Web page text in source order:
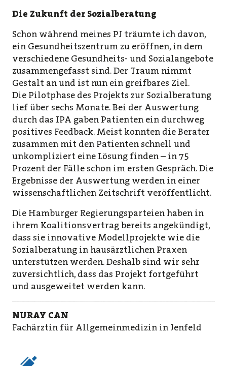
Die Zukunft der Sozialberatung
Schon während meines PJ träumte ich davon,
ein Gesundheitszentrum zu eröffnen, in dem
verschiedene Gesundheits- und Sozialangebote
zusammengefasst sind. Der Traum nimmt
Gestalt an und ist nun ein greifbares Ziel.
Die Pilotphase des Projekts zur Sozialberatung
lief über sechs Monate. Bei der Auswertung
durch das IPA gaben Patienten ein durchweg
positives Feedback. Meist konnten die Berater
zusammen mit den Patienten schnell und
unkompliziert eine Lösung finden – in 75
Prozent der Fälle schon im ersten Gespräch. Die
Ergebnisse der Auswertung werden in einer
wissenschaftlichen Zeitschrift veröffentlicht.
Die Hamburger Regierungsparteien haben in
ihrem Koalitionsvertrag bereits angekündigt,
dass sie innovative Modellprojekte wie die
Sozialberatung in hausärztlichen Praxen
unterstützen werden. Deshalb sind wir sehr
zuversichtlich, dass das Projekt fortgeführt
und ausgeweitet werden kann.
NURAY CAN
Fachärztin für Allgemeinmedizin in Jenfeld